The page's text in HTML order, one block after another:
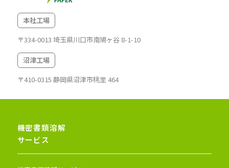
本社工場
〒334-0013 埼玉県川口市南鳩ヶ谷 8-1-10
沼津工場
〒410-0315 静岡県沼津市桃里 464
機密書類溶解
サービス